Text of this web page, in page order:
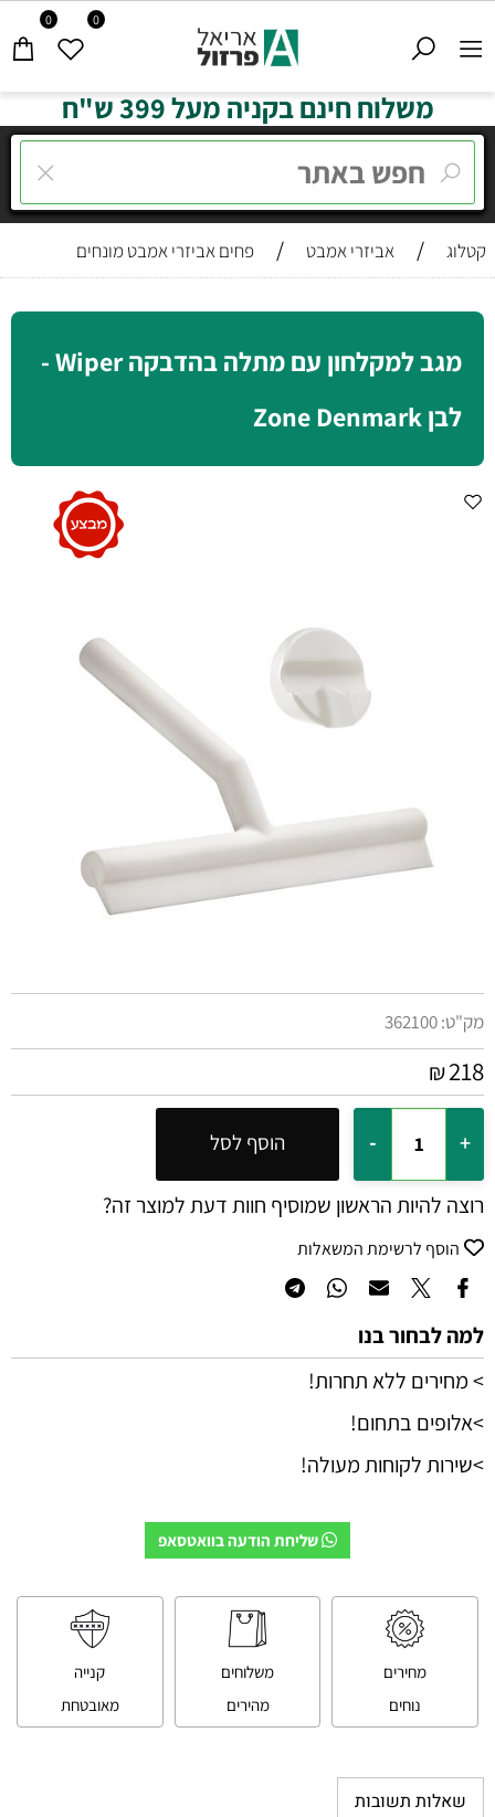
0 0
משלוח חינם בקניה מעל 399 ש"ח
קטלוג / אביזרי אמבט / פחים אביזרי אמבט מונחים
מגב למקלחון עם מתלה בהדבקה Wiper -
לבן Zone Denmark
מק"ט:362100
₪218
הוסף לסל
רוצה להיות הראשון שמוסיף חוות דעת למוצר זה?
הוסף לרשימת המשאלות
למה לבחור בנו
> מחירים ללא תחרות!
>אלופים בתחום!
>שירות לקוחות מעולה!
שליחת הודעה בוואטסאפ
מחירים
נוחים
משלוחים
מהירים
קנייה
מאובטחת
שאלות תשובות